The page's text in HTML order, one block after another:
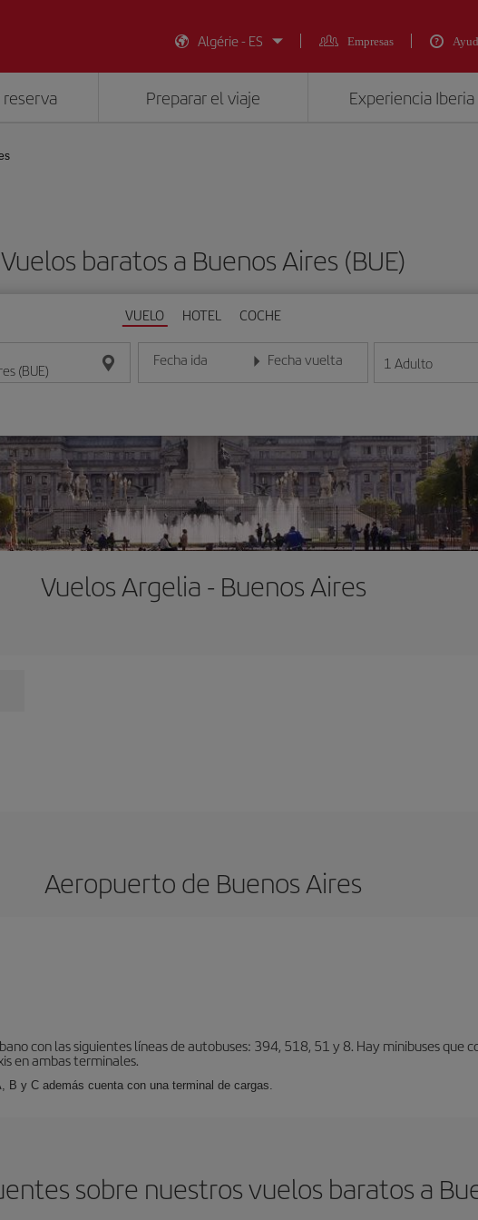
Algérie - ES
Empresas
Preparar el viaje Experiencia Iberia
Vuelos baratos a Buenos Aires (BUE)
VUELO HOTEL COCHE
Fecha ida
Introduce la fecha en formato día/mes/año
Fecha vuelta
Introduce la fecha en formato día/mes/año
1 Adulto
Vuelos Argelia - Buenos Aires
Aeropuerto de Buenos Aires
con las siguientes líneas de autobuses: 394, 518, 51 y 8. Hay minibuses que
en ambas terminales.
B y C además cuenta con una terminal de cargas.
sobre nuestros vuelos baratos a